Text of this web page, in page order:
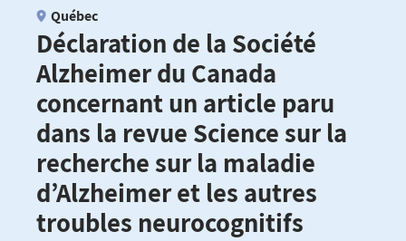
Fil
d'Ariane
Déclaration de la Société
Alzheimer du Canada
concernant un article paru
dans la revue Science sur la
recherche sur la maladie
d’Alzheimer et les autres
troubles neurocognitifs
Québec